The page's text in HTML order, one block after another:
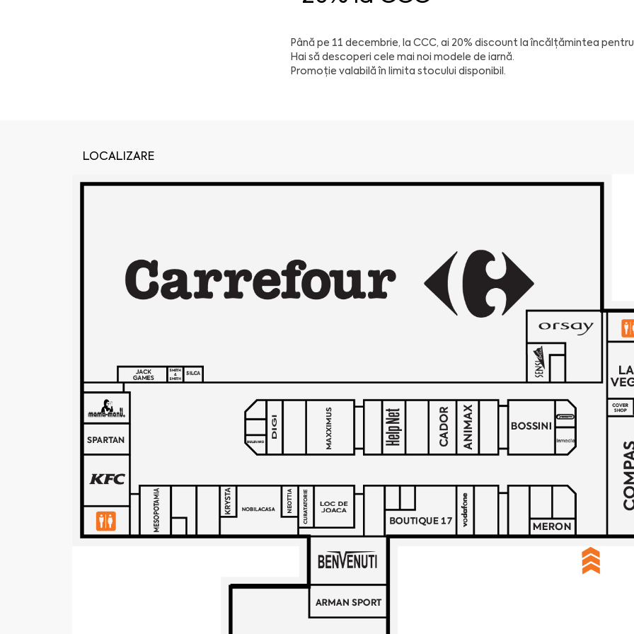
Până pe 11 decembrie, la CCC, ai 20% discount la încălțămintea
Hai să descoperi cele mai noi modele de iarnă.
Promoție valabilă în limita stocului disponibil.
LOCALIZARE